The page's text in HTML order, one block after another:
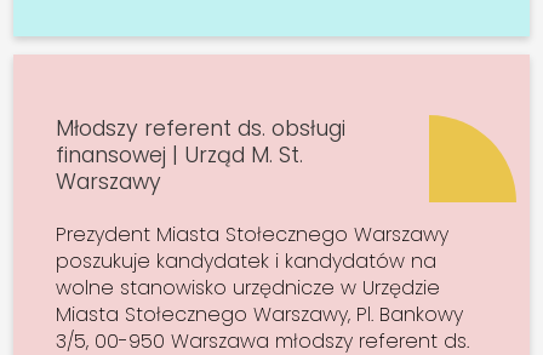
Młodszy referent ds. obsługi
finansowej | Urząd M. St.
Warszawy
Prezydent Miasta Stołecznego Warszawy
poszukuje kandydatek i kandydatów na
wolne stanowisko urzędnicze w Urzędzie
Miasta Stołecznego Warszawy, Pl. Bankowy
3/5, 00-950 Warszawa młodszy referent ds.